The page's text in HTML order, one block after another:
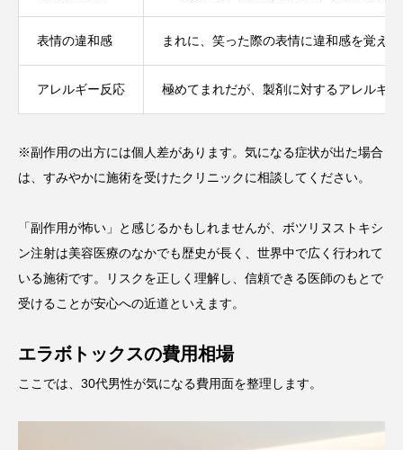
表情の違和感 まれに、笑った際の表情に違和感を覚え
アレルギー反応 極めてまれだが、製剤に対するアレルギ
※副作用の出方には個人差があります。気になる症状が出た場合
は、すみやかに施術を受けたクリニックに相談してください。
「副作用が怖い」と感じるかもしれませんが、ボツリヌストキシ
ン注射は美容医療のなかでも歴史が長く、世界中で広く行われて
いる施術です。リスクを正しく理解し、信頼できる医師のもとで
受けることが安心への近道といえます。
エラボトックスの費用相場
ここでは、30代男性が気になる費用面を整理します。